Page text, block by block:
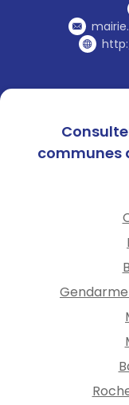
communes